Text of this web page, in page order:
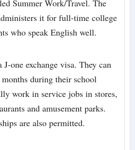
Summer Work/Travel. The
it for full-time college
who speak English well.
J-one exchange visa. They can
during their school
work in service jobs in stores,
and amusement parks.
are also permitted.